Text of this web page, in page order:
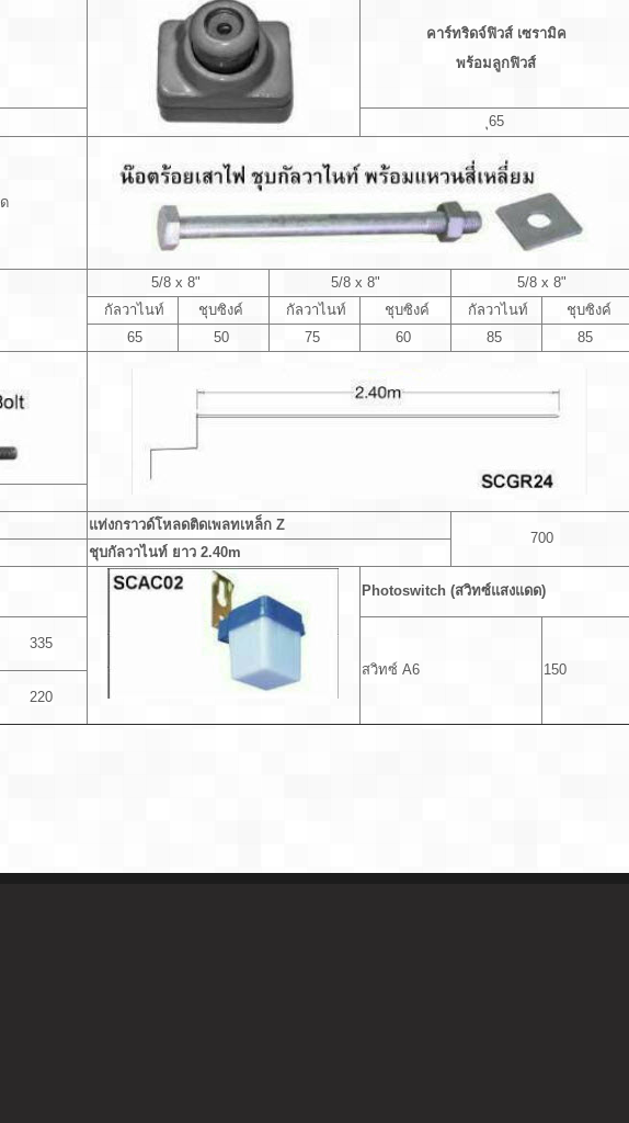
คาร์ทริดจ์ฟิวส์ เซรามิค
พร้อมลูกฟิวส์
ุ65
5/8 x 8" 5/8 x 8"
5/8 x 8"
กัลวาไนท์
ชุบซิงค์ กัลวาไนท์ ชุบซิงค์ กัลวาไนท์
ชุบซิงค์
65
50 75 60 85 85
แท่งกราวด์โหลดติดเพลทเหล็ก Z
700
ชุบกัลวาไนท์ ยาว 2.40m
Photoswitch (สวิทซ์แสงแดด)
335
สวิทซ์ A6
150
220